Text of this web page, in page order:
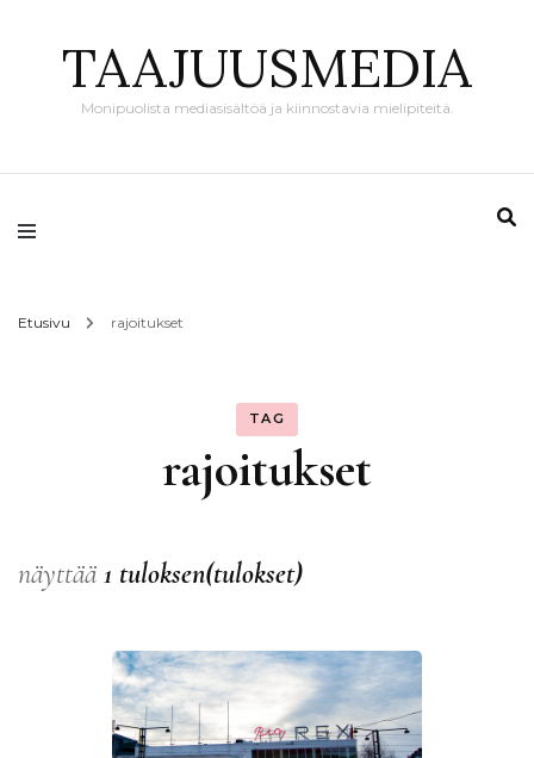
TAAJUUSMEDIA
Monipuolista mediasisältöä ja kiinnostavia mielipiteitä.
Etusivu rajoitukset
TAG
rajoitukset
näyttää 1 tuloksen(tulokset)